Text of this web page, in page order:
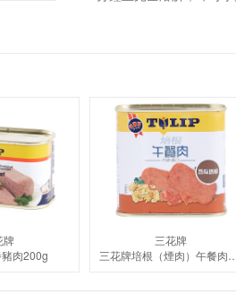
牌
肉200g
三花牌